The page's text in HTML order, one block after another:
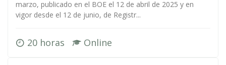
marzo, publicado en el BOE el 12 de abril de 2025 y en
vigor desde el 12 de junio, de Registr...
20 horas Online